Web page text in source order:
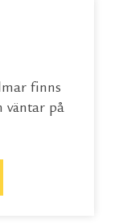
finns
väntar på